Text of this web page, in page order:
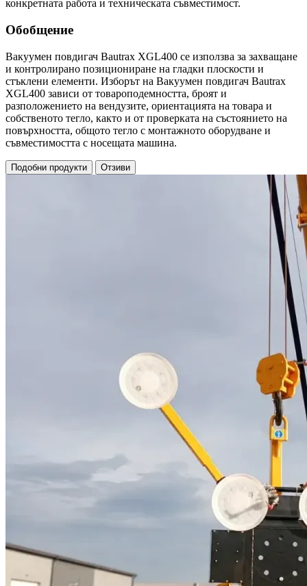
конкретната работа и техническата съвместимост.
Обобщение
Вакуумен повдигач Bautrax XGL400 се използва за захващане
и контролирано позициониране на гладки плоскости и
стъклени елементи. Изборът на Вакуумен повдигач Bautrax
XGL400 зависи от товароподемността, броят и
разположението на вендузите, ориентацията на товара и
собственото тегло, както и от проверката на състоянието на
повърхността, общото тегло с монтажното оборудване и
съвместимостта с носещата машина.
Подобни продукти Отзиви